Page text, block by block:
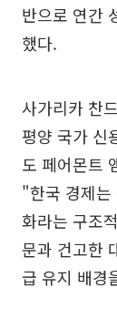
반으로 연간
했다.
사가리카 찬
평양 국가 신
도 페어몬트
"한국 경제는
화라는 구조
문과 건고한
급 유지 배경